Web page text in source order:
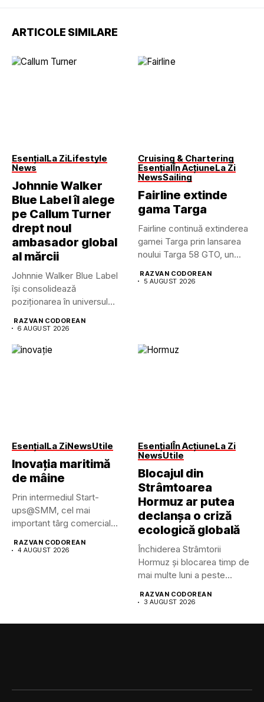
ARTICOLE SIMILARE
EsențialLa ZiLifestyle
News
Johnnie Walker
Blue Label îl alege
pe Callum Turner
drept noul
ambasador global
al mărcii
Johnnie Walker Blue Label
își consolidează
poziționarea în universul
RAZVAN CODOREAN
6 AUGUST 2026
Cruising & Chartering
EsențialÎn AcțiuneLa Zi
NewsSailing
Fairline extinde
gama Targa
Fairline continuă extinderea
gamei Targa prin lansarea
noului Targa 58 GTO, un...
RAZVAN CODOREAN
5 AUGUST 2026
EsențialLa ZiNewsUtile
Inovația maritimă
de mâine
Prin intermediul Start-
ups@SMM, cel mai
important târg comercial
RAZVAN CODOREAN
4 AUGUST 2026
EsențialÎn AcțiuneLa Zi
NewsUtile
Blocajul din
Strâmtoarea
Hormuz ar putea
declanșa o criză
ecologică globală
Închiderea Strâmtorii
Hormuz și blocarea timp de
mai multe luni a peste...
RAZVAN CODOREAN
3 AUGUST 2026